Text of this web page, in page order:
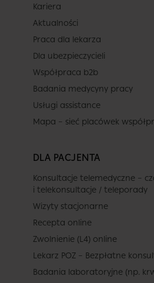
Kariera
Aktualności
Praca dla lekarza
Dla ubezpieczycieli
Współpraca b2b
Badania medycyny pracy
Usługi assistance
Mapa – sieć placówek
DLA PACJENTA
Konsultacje telemedyczne –
i telekonsultacje / teleporady
Wizyty stacjonarne
Recepta online
Zwolnienie (L4) online
Lekarz POZ – Bezpłatne
Badania laboratoryjne (np.